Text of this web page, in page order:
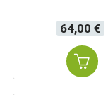
Precio
64,00 €